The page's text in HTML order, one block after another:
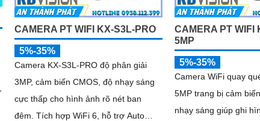
CAMERA PT WIFI KX-S3L-PRO
5%-35%
Camera KX-S3L-PRO độ phân giải
3MP, cảm biến CMOS, độ nhạy sáng
cực thấp cho hình ảnh rõ nét ban
đêm. Tích hợp WiFi 6, hỗ trợ Auto
CAMERA PT WIFI
5MP
5%-35%
Camera WiFi quay
5MP trang bị cảm
nhạy sáng giúp ghi